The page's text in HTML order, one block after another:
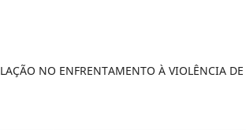
NO ENFRENTAMENTO À VIOLÊNCIA DE